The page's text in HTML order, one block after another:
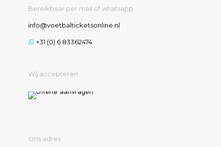
Bereikbaar per mail of whatsapp
info@voetbalticketsonline.nl
+31 (0) 6 83362474
Wij accepteren
Ons adres